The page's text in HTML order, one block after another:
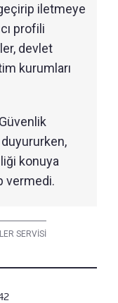
iletmeye
profili
devlet
kurumları
duyururken,
konuya
vermedi.
SERVİSİ